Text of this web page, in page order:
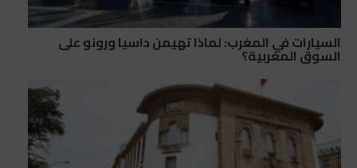
السيارات في المغرب: لماذا تهيمن داسيا ورونو على
السوق المغربية؟